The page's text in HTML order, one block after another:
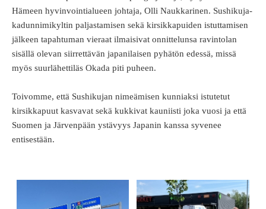
Hämeen hyvinvointialueen johtaja, Olli Naukkarinen. Sushikuja-
kadunnimikyltin paljastamisen sekä kirsikkapuiden istuttamisen
jälkeen tapahtuman vieraat ilmaisivat onnittelunsa ravintolan
sisällä olevan siirrettävän japanilaisen pyhätön edessä, missä
myös suurlähettiläs Okada piti puheen.
Toivomme, että Sushikujan nimeämisen kunniaksi istutetut
kirsikkapuut kasvavat sekä kukkivat kauniisti joka vuosi ja että
Suomen ja Järvenpään ystävyys Japanin kanssa syvenee
entisestään.